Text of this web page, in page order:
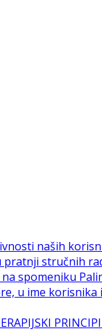
naših
stručnih
spomeniku
u ime